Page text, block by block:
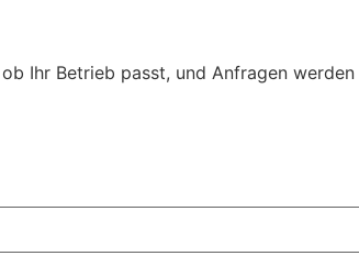
Ihr Betrieb passt, und Anfragen